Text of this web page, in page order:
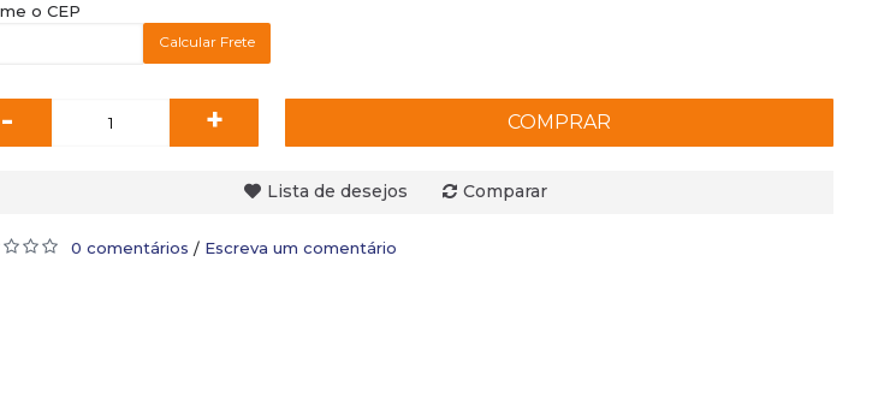
o CEP
Calcular Frete
- + COMPRAR
Lista de desejos Comparar
0 comentários / Escreva um comentário